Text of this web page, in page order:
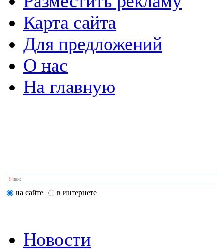
Карта сайта
Для предложений
О нас
На главную
на сайте в интернете
Новости